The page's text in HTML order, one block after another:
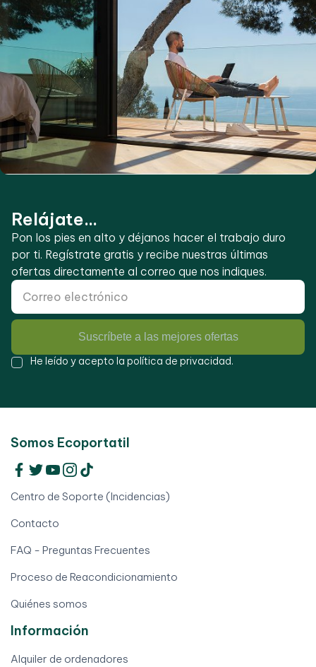
Relájate...
Pon los pies en alto y déjanos hacer el trabajo duro
por ti. Regístrate gratis y recibe nuestras últimas
ofertas directamente al correo que nos indiques.
Suscríbete a las mejores ofertas
He leído y acepto la política de privacidad.
Somos Ecoportatil
Centro de Soporte (Incidencias)
Contacto
FAQ - Preguntas Frecuentes
Proceso de Reacondicionamiento
Quiénes somos
Información
Alquiler de ordenadores